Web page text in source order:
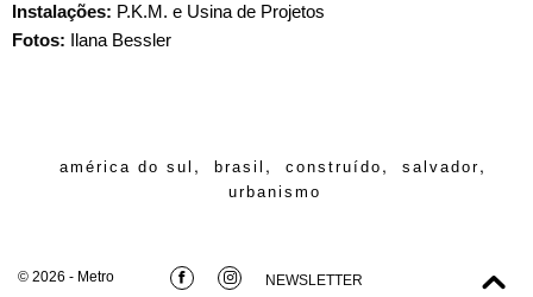
Instalações: P.K.M. e Usina de Projetos
Fotos: Ilana Bessler
américa do sul , brasil , construído , salvador,
urbanismo
© 2026 - Metro NEWSLETTER